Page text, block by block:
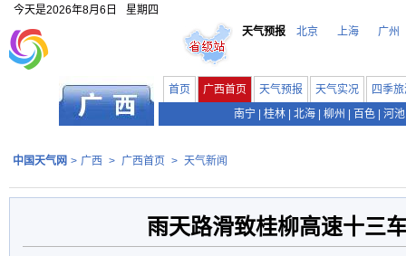
今天是2026年8月6日
星期四
天气预报
北京 上海 广州
首页 广西首页 天气预报 天气实况
四季
南宁
桂林 北海 柳州 百色 河池
中国天气网 > 广西 > 广西首页 > 天气新闻
雨天路滑致桂柳高速十三